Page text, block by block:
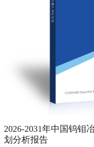
2026-2031年中国钨钼
划分析报告